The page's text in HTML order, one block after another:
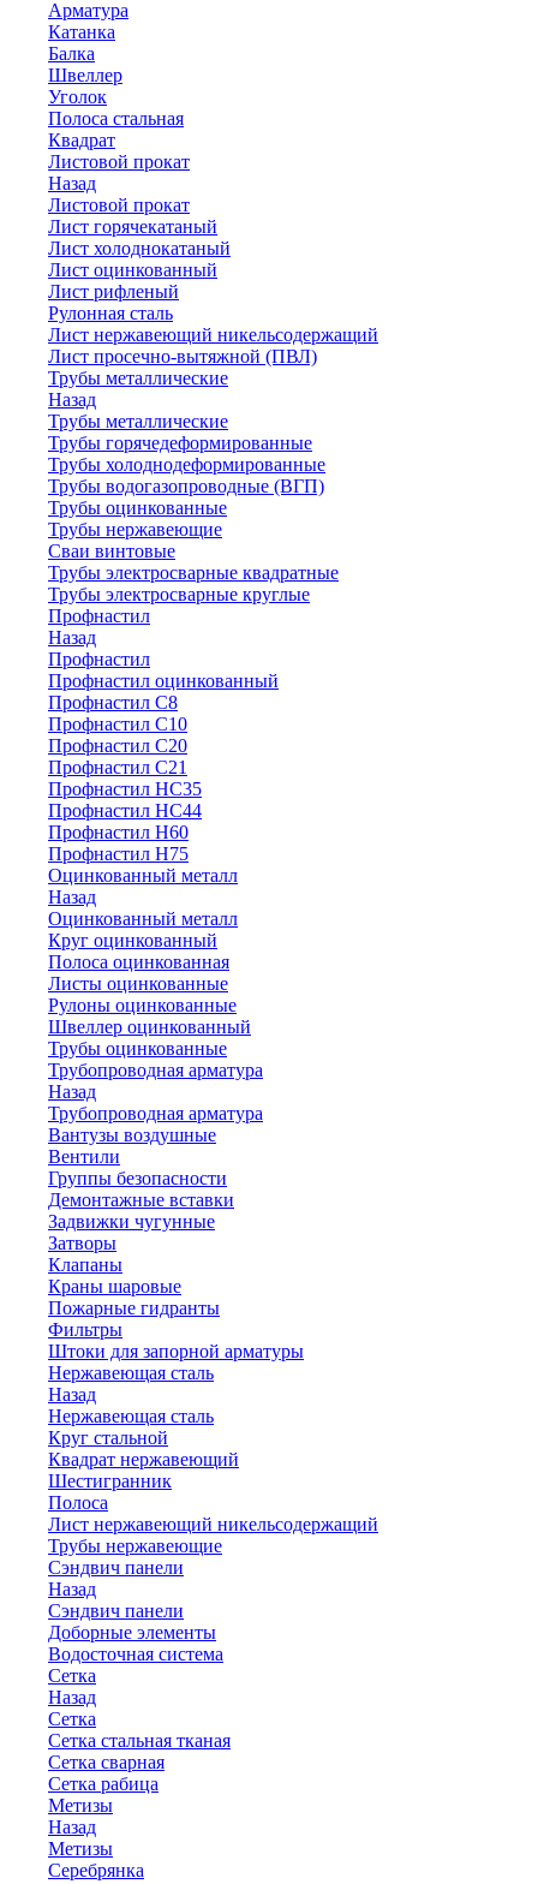
Арматура
Катанка
Балка
Швеллер
Уголок
Полоса стальная
Квадрат
Листовой прокат
Назад
Листовой прокат
Лист горячекатаный
Лист холоднокатаный
Лист оцинкованный
Лист рифленый
Рулонная сталь
Лист нержавеющий никельсодержащий
Лист просечно-вытяжной (ПВЛ)
Трубы металлические
Назад
Трубы металлические
Трубы горячедеформированные
Трубы холоднодеформированные
Трубы водогазопроводные (ВГП)
Трубы оцинкованные
Трубы нержавеющие
Сваи винтовые
Трубы электросварные квадратные
Трубы электросварные круглые
Профнастил
Назад
Профнастил
Профнастил оцинкованный
Профнастил С8
Профнастил С10
Профнастил С20
Профнастил С21
Профнастил НС35
Профнастил НС44
Профнастил Н60
Профнастил Н75
Оцинкованный металл
Назад
Оцинкованный металл
Круг оцинкованный
Полоса оцинкованная
Листы оцинкованные
Рулоны оцинкованные
Швеллер оцинкованный
Трубы оцинкованные
Трубопроводная арматура
Назад
Трубопроводная арматура
Вантузы воздушные
Вентили
Группы безопасности
Демонтажные вставки
Задвижки чугунные
Затворы
Клапаны
Краны шаровые
Пожарные гидранты
Фильтры
Штоки для запорной арматуры
Нержавеющая сталь
Назад
Нержавеющая сталь
Круг стальной
Квадрат нержавеющий
Шестигранник
Полоса
Лист нержавеющий никельсодержащий
Трубы нержавеющие
Сэндвич панели
Назад
Сэндвич панели
Доборные элементы
Водосточная система
Сетка
Назад
Сетка
Сетка стальная тканая
Сетка сварная
Сетка рабица
Метизы
Назад
Метизы
Серебрянка